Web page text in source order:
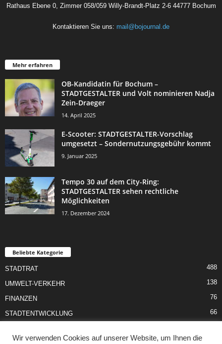
Rathaus Ebene 0, Zimmer 058/059 Willy-Brandt-Platz 2-6 44777 Bochum
Kontaktieren Sie uns: mail@bojournal.de
Mehr erfahren
OB-Kandidatin für Bochum –
STADTGESTALTER und Volt nominieren Nadja
Zein-Draeger
14. April 2025
E-Scooter: STADTGESTALTER-Vorschlag
umgesetzt – Sondernutzungsgebühr kommt
9. Januar 2025
Tempo 30 auf dem City-Ring:
STADTGESTALTER sehen rechtliche
Möglichkeiten
17. Dezember 2024
Beliebte Kategorie
STADTRAT 488
UMWELT-VERKEHR 138
FINANZEN 76
STADTENTWICKLUNG 66
Wir verwenden Cookies auf unserer Website, um Ihnen die